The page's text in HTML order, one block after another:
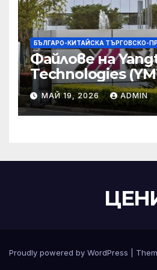
БЪЛГАРО-КИТАЙСКА ТЪРГОВСКО-
Файлове на
Technologies
на STAR Market
МАЙ 19, 2026 ADMIN
Proudly powered by WordPress